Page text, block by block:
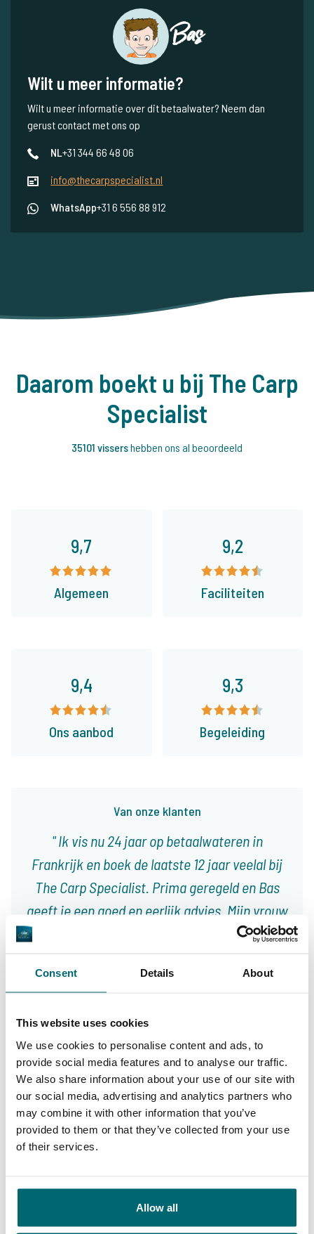
Consent Details About
This website uses cookies
We use cookies to personalise content and ads, to
provide social media features and to analyse our traffic.
We also share information about your use of our site with
our social media, advertising and analytics partners who
may combine it with other information that you’ve
provided to them or that they’ve collected from your use
of their services.
Allow all
Bas
Wilt u meer informatie?
Wilt u meer informatie over dit betaalwater? Neem dan
gerust contact met ons op
NL+31 344 66 48 06
info@thecarpspecialist.nl
WhatsApp+31 6 556 88 912
Daarom boekt u bij The Carp
Specialist
35101 vissershebben ons al beoordeeld
9,7
Algemeen
9,2
Faciliteiten
Van onze klanten
Ik vis nu 24 jaar op betaalwateren in
Frankrijk en boek de laatste 12 jaar veelal bij
The Carp Specialist. Prima geregeld en Bas
geeft je een goed en eerlijk advies. Mijn vrouw
en ik vinden toch wel dat ze de betere
8/10
9,4
Ons aanbod
9,3
Begeleiding
Uw professionele
karperreisbureau
Ruime keuze aan